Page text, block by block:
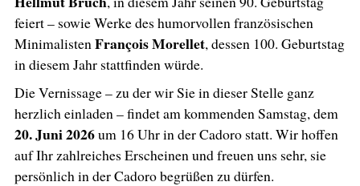
feiert – sowie Werke des humorvollen französischen
MinimalistenFrançois Morellet, dessen 100. Geburtstag
in diesem Jahr stattfinden würde.
Die Vernissage – zu der wir Sie in dieser Stelle ganz
herzlich einladen – findet am kommenden Samstag, dem
20. Juni 2026um 16 Uhr in der Cadoro statt. Wir hoffen
auf Ihr zahlreiches Erscheinen und freuen uns sehr, sie
persönlich in der Cadoro begrüßen zu dürfen.